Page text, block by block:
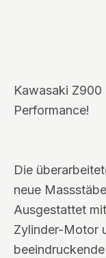
Kawasaki
Performance!
Die
neue
Ausgestattet
Zylinder-Motor